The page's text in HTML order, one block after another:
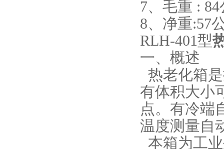
7、毛重 :
8、净重:57
RLH-401型
一、概述
热老化箱
有体积大小
点。有冷端
温度测量自
本箱为工